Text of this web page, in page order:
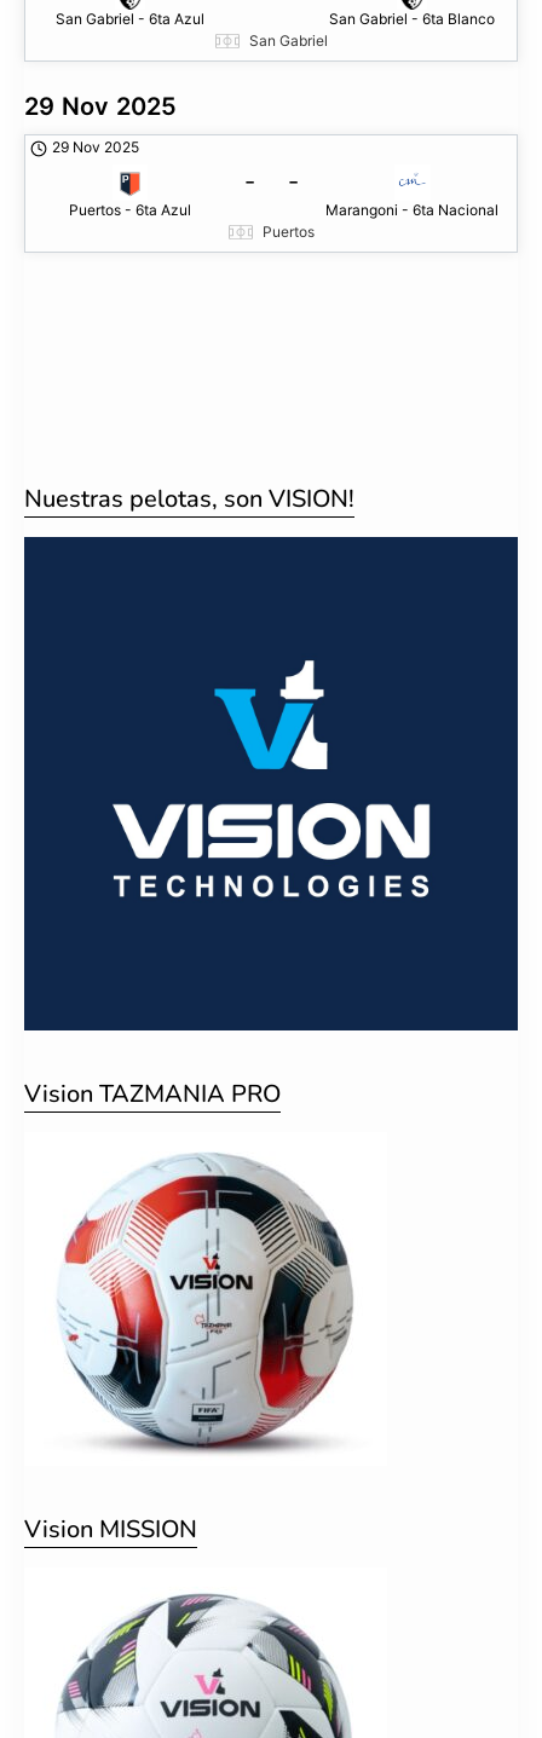
San Gabriel - 6ta Azul
San Gabriel - 6ta Blanco
San Gabriel
29 Nov 2025
29 Nov 2025
Puertos - 6ta Azul
- -
Marangoni - 6ta Nacional
Puertos
Nuestras pelotas, son VISION!
Vision TAZMANIA PRO
Vision MISSION